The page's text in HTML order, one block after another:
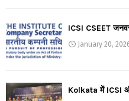
ICSI CSEET
January 20,
Kolkata में ICSI और